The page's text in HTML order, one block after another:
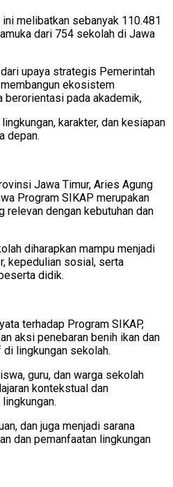
melibatkan sebanyak 110.481
dari 754 sekolah di Jawa
upaya strategis Pemerintah
ekosistem
berorientasi pada akademik,
karakter, dan kesiapan
depan.
Jawa Timur, Aries Agung
Program SIKAP merupakan
relevan dengan kebutuhan dan
diharapkan mampu menjadi
kepedulian sosial, serta
didik.
terhadap Program SIKAP,
aksi penebaran benih ikan dan
lingkungan sekolah.
guru, dan warga sekolah
kontekstual dan
dan juga menjadi sarana
dan pemanfaatan lingkungan